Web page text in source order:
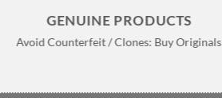
GENUINE PRODUCTS
Avoid Counterfeit / Clones: Buy Originals